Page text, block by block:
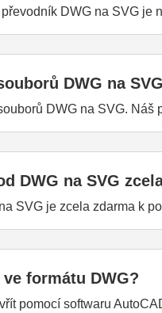
DWG na SVG
DWG na
DWG na SVG.
DWG na SVG
SVG je zcela zdarma k
formátu DWG?
pomocí softwaru